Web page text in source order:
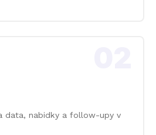
data, nabidky a follow-upy v